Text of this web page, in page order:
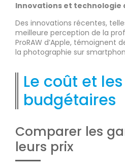
Innovations et technologie
Des innovations récentes,
meilleure perception de la
ProRAW d’Apple, témoignent
la photographie sur
Le coût et
budgétaires
Comparer les
leurs prix